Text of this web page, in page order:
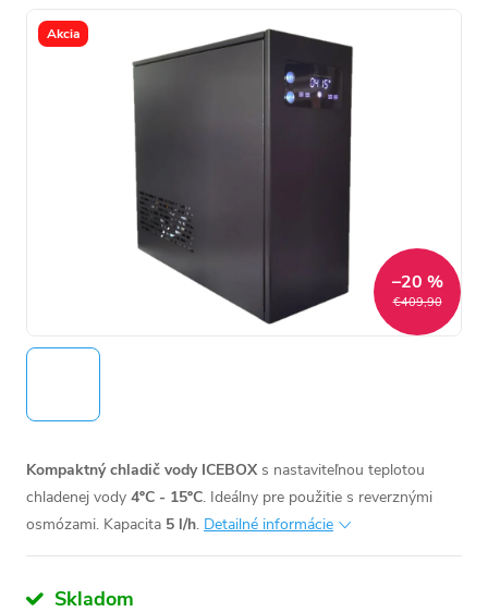
Akcia
€409,90
–20 %
Kompaktný chladič vody ICEBOX s nastaviteľnou teplotou
chladenej vody 4ºC - 15ºC. Ideálny pre použitie s reverznými
osmózami. Kapacita 5 l/h. Detailné informácie
Skladom